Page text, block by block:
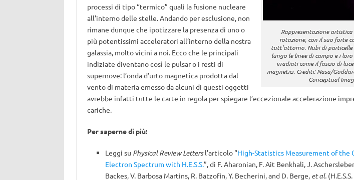
Rappresentazione
rotazione, con il suo forte
tutt’attorno. Nubi di particelle
lungo le linee di campo e i
irradiati come il fascio di
magnetici. Crediti: Nasa/
Conceptual
processi di tipo “termico” quali la fusione nucleare
all’interno delle stelle. Andando per esclusione, non
rimane dunque che ipotizzare la presenza di uno o
più potentissimi acceleratori all’interno della nostra
galassia, molto vicini a noi. Ecco che le principali
indiziate diventano così le pulsar o i resti di
supernove: l’onda d’urto magnetica prodotta dal
vento di materia emesso da alcuni di questi oggetti
avrebbe infatti tutte le carte in regola per spiegare l’eccezionale accelerazione
cariche.
Per saperne di più:
Leggi su Physical Review Lettersl’articolo “High-Statistics Measurement of the
Electron Spectrum with H.E.S.S.”, di F. Aharonian, F. Ait Benkhali, J.
Backes, V. Barbosa Martins, R. Batzofin, Y. Becherini, and D. Berge, et al.